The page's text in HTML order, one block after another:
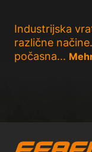
Industrijska
različne
počasna...